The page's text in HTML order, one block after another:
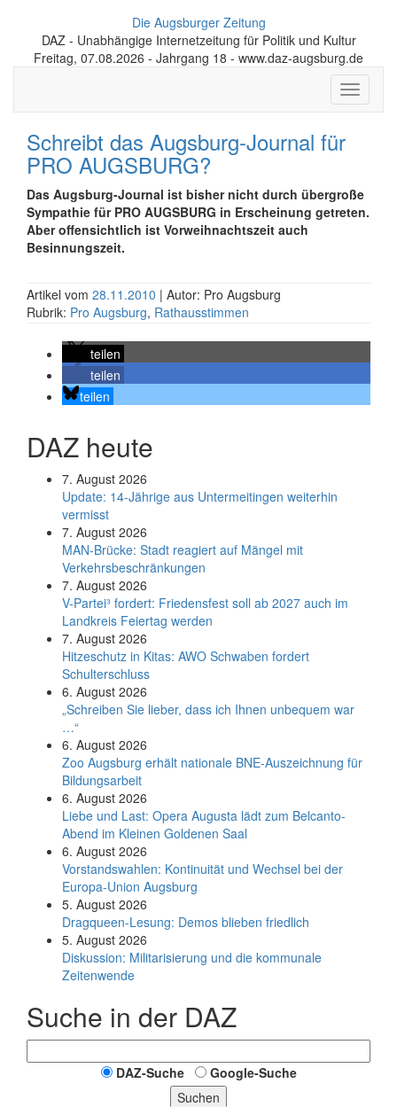
Die Augsburger Zeitung
DAZ - Unabhängige Internetzeitung für Politik und Kultur
Freitag, 07.08.2026 - Jahrgang 18 - www.daz-augsburg.de
Toggle
Schreibt das Augsburg-Journal für
PRO AUGSBURG?
Das Augsburg-Journal ist bisher nicht durch übergroße
Sympathie für PRO AUGSBURG in Erscheinung getreten.
Aber offensichtlich ist Vorweihnachtszeit auch
Besinnungszeit.
Artikel vom 28.11.2010 | Autor: Pro Augsburg
Rubrik: Pro Augsburg, Rathausstimmen
teilen
teilen
teilen
DAZ heute
7. August 2026
Update: 14-Jährige aus Untermeitingen weiterhin
vermisst
7. August 2026
MAN-Brücke: Stadt reagiert auf Mängel mit
Verkehrsbeschränkungen
7. August 2026
V-Partei­³ fordert: Friedens­fest soll ab 2027 auch im
Land­kreis Feier­tag werden
7. August 2026
Hitzeschutz in Kitas: AWO Schwaben fordert
Schulterschluss
6. August 2026
„Schreiben Sie lieber, dass ich Ihnen unbequem war
…“
6. August 2026
Zoo Augsburg erhält nationale BNE-Auszeichnung für
Bildungsarbeit
6. August 2026
Liebe und Last: Opera Augusta lädt zum Belcanto-
Abend im Kleinen Goldenen Saal
6. August 2026
Vorstandswahlen: Kontinuität und Wechsel bei der
Europa-Union Augsburg
5. August 2026
Dragqueen-Lesung: Demos blieben friedlich
5. August 2026
Diskussion: Mi­li­ta­ri­sie­rung und die kommunale
Zeitenwende
Suche in der DAZ
DAZ-Suche
Google-Suche
Suchen